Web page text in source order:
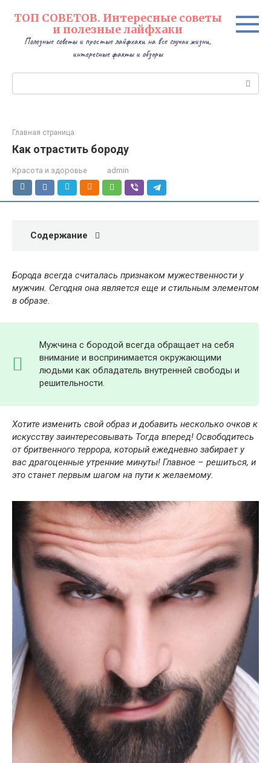
ТОП СОВЕТОВ. Интересные советы
и полезные лайфхаки
Полезные советы и простые лайфхаки на все случаи жизни,
интересные факты и обзоры
Главная страница
Как отрастить бороду
Красота и здоровье admin
Содержание
Борода всегда считалась признаком мужественности у
мужчин. Сегодня она является еще и стильным элементом
в образе.
Мужчина с бородой всегда обращает на себя
внимание и воспринимается окружающими
людьми как обладатель внутренней свободы и
решительности.
Хотите изменить свой образ и добавить несколько очков к
искусству заинтересовывать Тогда вперед! Освободитесь
от бритвенного террора, который ежедневно забирает у
вас драгоценные утренние минуты! Главное – решиться, и
это станет первым шагом на пути к желаемому.